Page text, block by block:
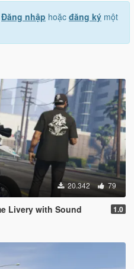
Đăng nhập hoặc đăng ký một
20.342 79
Livery with Sound 1.0